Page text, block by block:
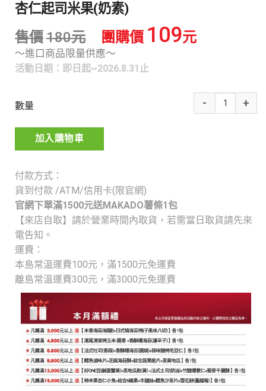
杏仁起司米果(奶素)
售價180元 團購價 109元
～進口商品限量供應～
活動日期：即日起~2026.8.31止
數量
加入購物車
付款方式：
貨到付款 /ATM/信用卡(限官網)
官網下單滿1500元送MAKADO薯條1包
【來店自取】請於營業時間內取貨，若需當日取貨請先來
電告知。
運費：
本島常溫運費100元， 滿1500元免運費
離島常溫運費300元， 滿3000元免運費